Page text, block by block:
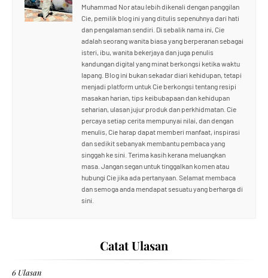
Muhammad Nor atau lebih dikenali dengan panggilan
Cie, pemilik blog ini yang ditulis sepenuhnya dari hati
dan pengalaman sendiri. Di sebalik nama ini, Cie
adalah seorang wanita biasa yang berperanan sebagai
isteri, ibu, wanita bekerjaya dan juga penulis
kandungan digital yang minat berkongsi ketika waktu
lapang. Blog ini bukan sekadar diari kehidupan, tetapi
menjadi platform untuk Cie berkongsi tentang resipi
masakan harian, tips keibubapaan dan kehidupan
seharian, ulasan jujur produk dan perkhidmatan. Cie
percaya setiap cerita mempunyai nilai, dan dengan
menulis, Cie harap dapat memberi manfaat, inspirasi
dan sedikit sebanyak membantu pembaca yang
singgah ke sini. Terima kasih kerana meluangkan
masa. Jangan segan untuk tinggalkan komen atau
hubungi Cie jika ada pertanyaan. Selamat membaca
dan semoga anda mendapat sesuatu yang berharga di
sini.
Catat Ulasan
6 Ulasan